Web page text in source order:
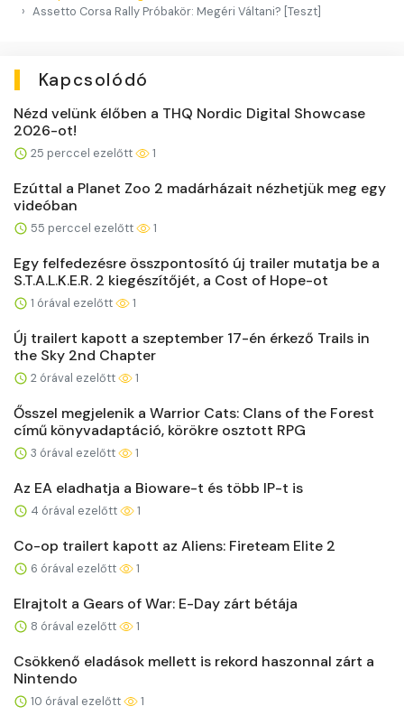
Assetto Corsa Rally Próbakör: Megéri Váltani? [Teszt]
Kapcsolódó
Nézd velünk élőben a THQ Nordic Digital Showcase
2026-ot!
25 perccel ezelőtt 1
Ezúttal a Planet Zoo 2 madárházait nézhetjük meg egy
videóban
55 perccel ezelőtt 1
Egy felfedezésre összpontosító új trailer mutatja be a
S.T.A.L.K.E.R. 2 kiegészítőjét, a Cost of Hope-ot
1 órával ezelőtt 1
Új trailert kapott a szeptember 17-én érkező Trails in
the Sky 2nd Chapter
2 órával ezelőtt 1
Ősszel megjelenik a Warrior Cats: Clans of the Forest
című könyvadaptáció, körökre osztott RPG
3 órával ezelőtt 1
Az EA eladhatja a Bioware-t és több IP-t is
4 órával ezelőtt 1
Co-op trailert kapott az Aliens: Fireteam Elite 2
6 órával ezelőtt 1
Elrajtolt a Gears of War: E-Day zárt bétája
8 órával ezelőtt 1
Csökkenő eladások mellett is rekord haszonnal zárt a
Nintendo
10 órával ezelőtt 1